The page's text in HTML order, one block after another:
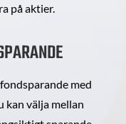
på aktier.
med
kan välja mellan